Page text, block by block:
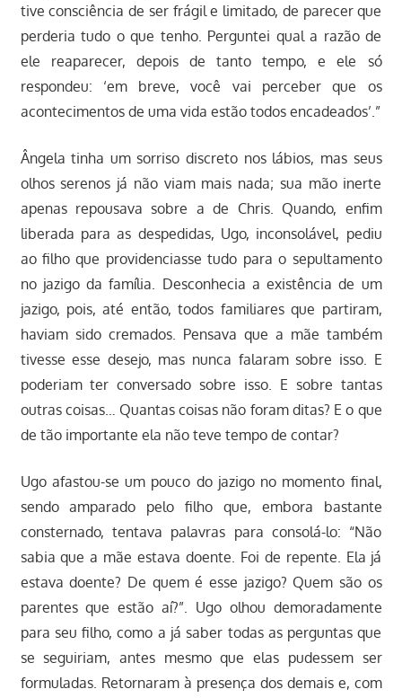
tive consciência de ser frágil e limitado, de parecer que
perderia tudo o que tenho. Perguntei qual a razão de
ele reaparecer, depois de tanto tempo, e ele só
respondeu: ‘em breve, você vai perceber que os
acontecimentos de uma vida estão todos encadeados’.”
Ângela tinha um sorriso discreto nos lábios, mas seus
olhos serenos já não viam mais nada; sua mão inerte
apenas repousava sobre a de Chris. Quando, enfim
liberada para as despedidas, Ugo, inconsolável, pediu
ao filho que providenciasse tudo para o sepultamento
no jazigo da família. Desconhecia a existência de um
jazigo, pois, até então, todos familiares que partiram,
haviam sido cremados. Pensava que a mãe também
tivesse esse desejo, mas nunca falaram sobre isso. E
poderiam ter conversado sobre isso. E sobre tantas
outras coisas… Quantas coisas não foram ditas? E o que
de tão importante ela não teve tempo de contar?
Ugo afastou-se um pouco do jazigo no momento final,
sendo amparado pelo filho que, embora bastante
consternado, tentava palavras para consolá-lo: “Não
sabia que a mãe estava doente. Foi de repente. Ela já
estava doente? De quem é esse jazigo? Quem são os
parentes que estão aí?”. Ugo olhou demoradamente
para seu filho, como a já saber todas as perguntas que
se seguiriam, antes mesmo que elas pudessem ser
formuladas. Retornaram à presença dos demais e, com